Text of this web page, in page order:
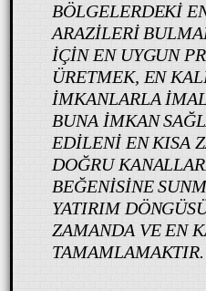
BÖLGELERDEKI
ARAZILERI
IÇIN EN UYGUN
ÜRETMEK, EN
IMKANLARLA
BUNA IMKAN
EDILENI EN KISA
DOĞRU
BEĞENISINE
YATIRIM
ZAMANDA VE EN
TAMAMLAMAKTIR.